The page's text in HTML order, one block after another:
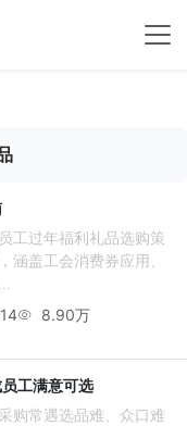
工过年福利礼品选购策
涵盖工会消费券应用、
8.90万
工满意可选
购常遇选品难、众口难